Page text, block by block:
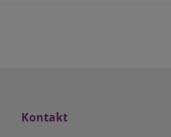
Kontakt